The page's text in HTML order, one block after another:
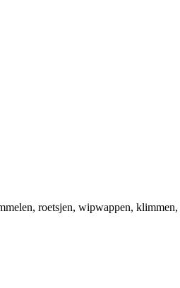
roetsjen, wipwappen,